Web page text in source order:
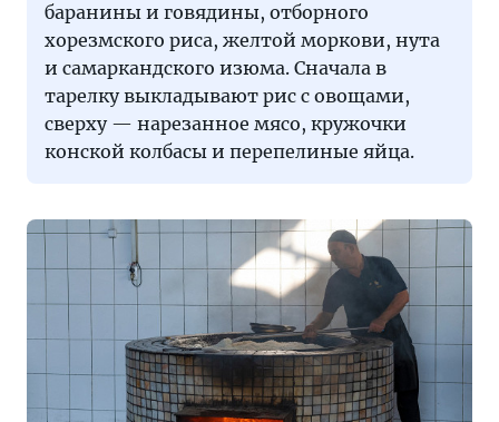
баранины и говядины, отборного
хорезмского риса, желтой моркови, нута
и самаркандского изюма. Сначала в
тарелку выкладывают рис с овощами,
сверху — нарезанное мясо, кружочки
конской колбасы и перепелиные яйца.